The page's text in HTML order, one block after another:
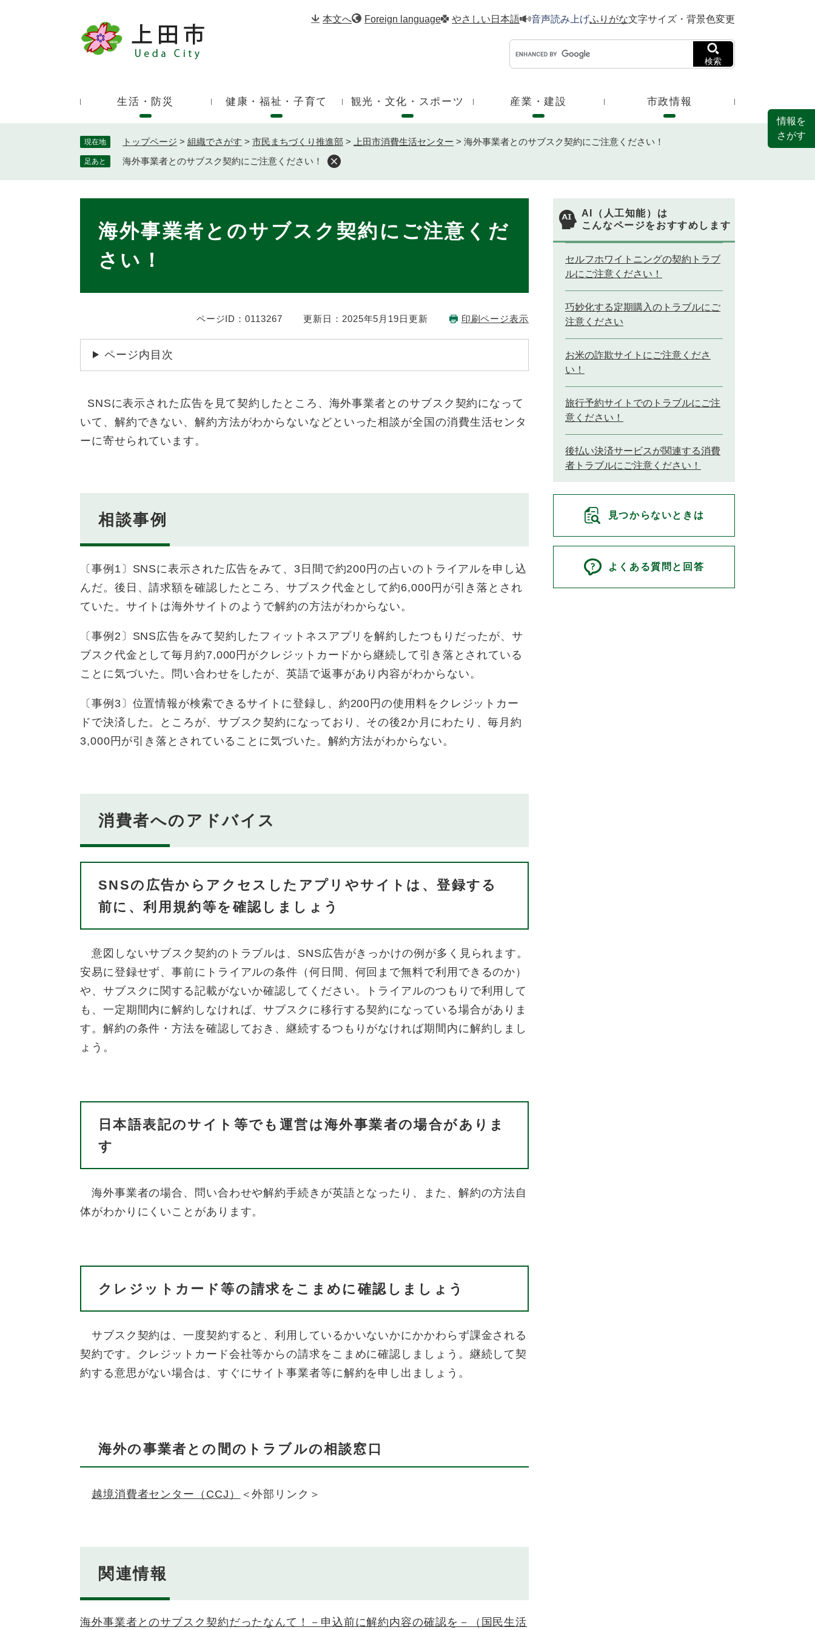
。
本文へ Foreign language やさしい日本語 音声読み上げふりがな文字サイズ・背景色変更
ド
検索
生活・防災 健康・福祉・子育て 観光・文化・スポーツ 産業・建設 市政情報
現在地 トップページ > 組織でさがす > 市民まちづくり推進部 > 上田市消費生活センター > 海外事業者とのサブスク契約にご注意ください！
足あと 海外事業者とのサブスク契約にご注意ください！
海外事業者とのサブスク契約にご注意くだ
さい！
ページID：0113267 更新日：2025年5月19日更新 印刷ページ表示
ページ内目次
SNSに表示された広告を見て契約したところ、海外事業者とのサブスク契約になって
いて、解約できない、解約方法がわからないなどといった相談が全国の消費生活センタ
ーに寄せられています。
相談事例
〔事例1〕SNSに表示された広告をみて、3日間で約200円の占いのトライアルを申し込
んだ。後日、請求額を確認したところ、サブスク代金として約6,000円が引き落とされ
ていた。サイトは海外サイトのようで解約の方法がわからない。
〔事例2〕SNS広告をみて契約したフィットネスアプリを解約したつもりだったが、サ
ブスク代金として毎月約7,000円がクレジットカードから継続して引き落とされている
ことに気づいた。問い合わせをしたが、英語で返事があり内容がわからない。
〔事例3〕位置情報が検索できるサイトに登録し、約200円の使用料をクレジットカー
ドで決済した。ところが、サブスク契約になっており、その後2か月にわたり、毎月約
3,000円が引き落とされていることに気づいた。解約方法がわからない。
消費者へのアドバイス
SNSの広告からアクセスしたアプリやサイトは、登録する
前に、利用規約等を確認しましょう
意図しないサブスク契約のトラブルは、SNS広告がきっかけの例が多く見られます。
安易に登録せず、事前にトライアルの条件（何日間、何回まで無料で利用できるのか）
や、サブスクに関する記載がないか確認してください。トライアルのつもりで利用して
も、一定期間内に解約しなければ、サブスクに移行する契約になっている場合がありま
す。解約の条件・方法を確認しておき、継続するつもりがなければ期間内に解約しまし
ょう。
日本語表記のサイト等でも運営は海外事業者の場合がありま
す
海外事業者の場合、問い合わせや解約手続きが英語となったり、また、解約の方法自
体がわかりにくいことがあります。
クレジットカード等の請求をこまめに確認しましょう
サブスク契約は、一度契約すると、利用しているかいないかにかかわらず課金される
契約です。クレジットカード会社等からの請求をこまめに確認しましょう。継続して契
約する意思がない場合は、すぐにサイト事業者等に解約を申し出ましょう。
海外の事業者との間のトラブルの相談窓口
越境消費者センター（CCJ） ＜外部リンク＞
関連情報
海外事業者とのサブスク契約だったなんて！－申込前に解約内容の確認を－（国民生活
AI（人工知能）は
こんなページをおすすめします
セルフホワイトニングの契約トラブ
ルにご注意ください！
巧妙化する定期購入のトラブルにご
注意ください
お米の詐欺サイトにご注意くださ
い！
旅行予約サイトでのトラブルにご注
意ください！
後払い決済サービスが関連する消費
者トラブルにご注意ください！
見つからないときは
よくある質問と回答
情報を
さがす